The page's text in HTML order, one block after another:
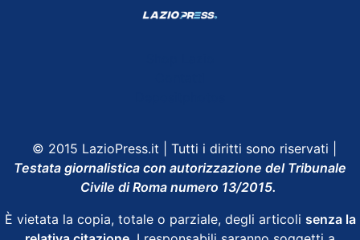
© 2015 LazioPress.it | Tutti i diritti sono riservati |
Testata giornalistica con autorizzazione del Tribunale
Civile di Roma numero 13/2015.
È vietata la copia, totale o parziale, degli articoli senza la